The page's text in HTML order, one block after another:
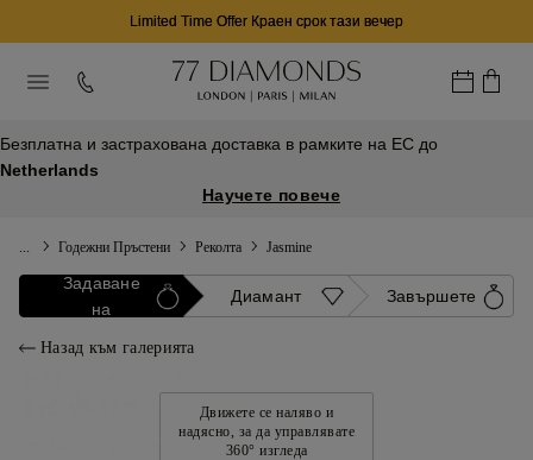
Limited Time Offer Краен срок тази вечер
Безплатна и застрахована доставка в рамките на ЕС до
Netherlands
Научете повече
Годежни Пръстени Реколта Jasmine
Задаване
на
Диамант Завършете
Назад към галерията
Движете се наляво и
надясно, за да управлявате
360° изгледа